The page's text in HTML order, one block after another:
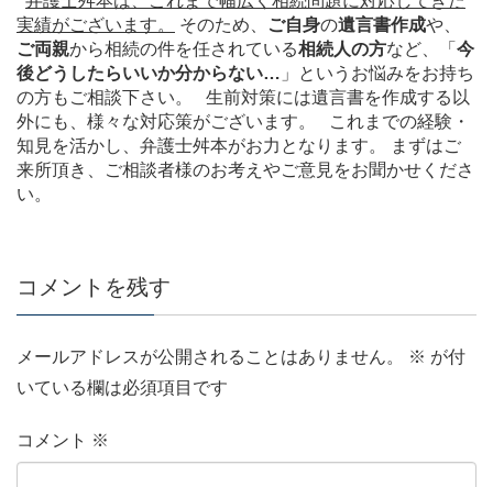
実績がございます。
そのため、 ご自身の遺言書作成や、
ご両親から相続の件を任されている相続人の方など、「 今
後どうしたらいいか分からない… 」というお悩みをお持ち
の方もご相談下さい。 生前対策には遺言書を作成する以
外にも、様々な対応策がございます。 これまでの経験・
知見を活かし、弁護士舛本がお力となります。 まずはご
来所頂き、ご相談者様のお考えやご意見をお聞かせくださ
い。
コメントを残す
メールアドレスが公開されることはありません。 ※ が付
いている欄は必須項目です
コメント ※